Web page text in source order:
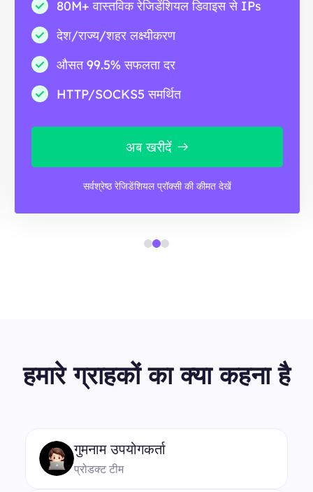
80M+ वास्तविक रेजिडेंशियल डिवाइस से IPs
देश/राज्य/शहर लक्ष्यीकरण
औसत 99.5% सफलता दर
HTTP/SOCKS5 समर्थित
अब खरीदें
सर्वश्रेष्ठ रेजिडेंशियल प्रॉक्सी की कीमत देखें
हमारे ग्राहकों का क्या कहना है
“